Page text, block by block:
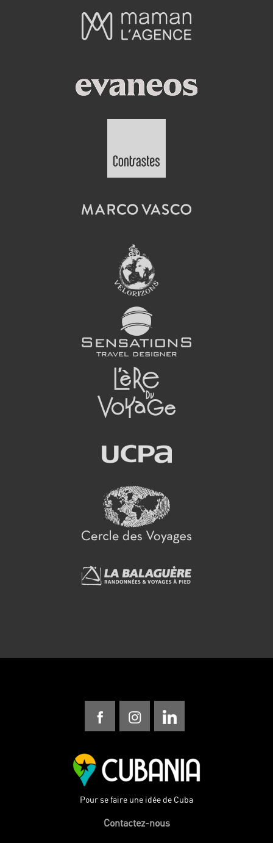
Pour se faire une idée de Cuba
Contactez-nous
Politique de confidentialité